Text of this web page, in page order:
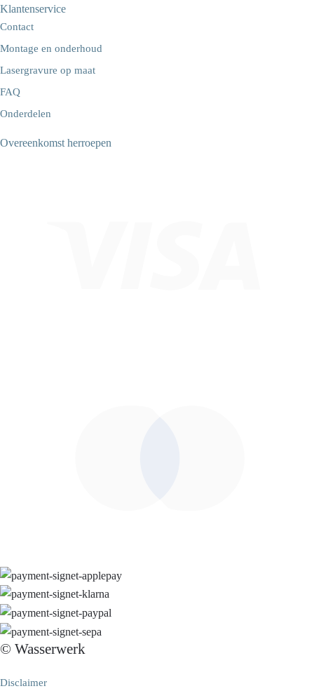
Klantenservice
Contact
Montage en onderhoud
Lasergravure op maat
FAQ
Onderdelen
Overeenkomst herroepen
© Wasserwerk
Disclaimer